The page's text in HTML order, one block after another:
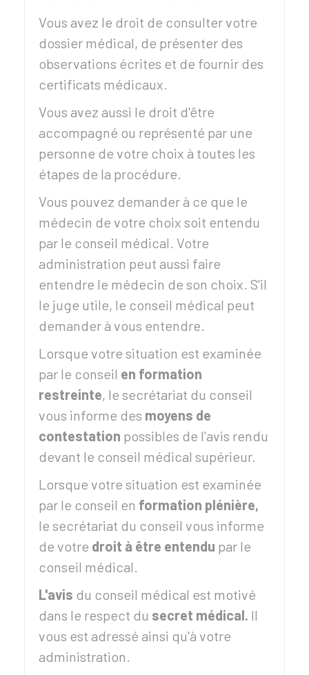
Vous avez le droit de consulter votre
dossier médical, de présenter des
observations écrites et de fournir des
certificats médicaux.
Vous avez aussi le droit d'être
accompagné ou représenté par une
personne de votre choix à toutes les
étapes de la procédure.
Vous pouvez demander à ce que le
médecin de votre choix soit entendu
par le conseil médical. Votre
administration peut aussi faire
entendre le médecin de son choix. S'il
le juge utile, le conseil médical peut
demander à vous entendre.
Lorsque votre situation est examinée
par le conseil en formation
restreinte, le secrétariat du conseil
vous informe des moyens de
contestation possibles de l'avis rendu
devant le conseil médical supérieur.
Lorsque votre situation est examinée
par le conseil en formation plénière,
le secrétariat du conseil vous informe
de votre droit à être entendu par le
conseil médical.
L'avis du conseil médical est motivé
dans le respect du secret médical. Il
vous est adressé ainsi qu'à votre
administration.